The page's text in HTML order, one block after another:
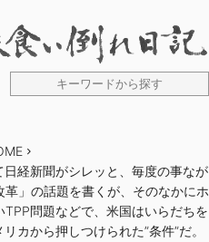
経新聞がシレッと、毎度の事なが
」の話題を書くが、そのなかにホ
問題などで、米国はいらだちを
カから押しつけられた”条件”だ。